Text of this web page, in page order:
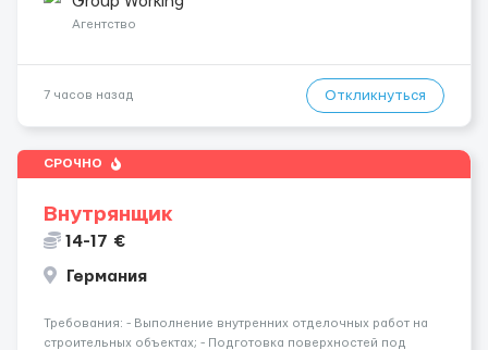
Агентство
7 часов назад Откликнуться
СРОЧНО
Внутрянщик
14-17 €
Германия
Требования: - Выполнение внутренних отделочных работ на
строительных объектах; - Подготовка поверхностей под